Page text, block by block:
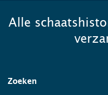
Alle
Zoeken